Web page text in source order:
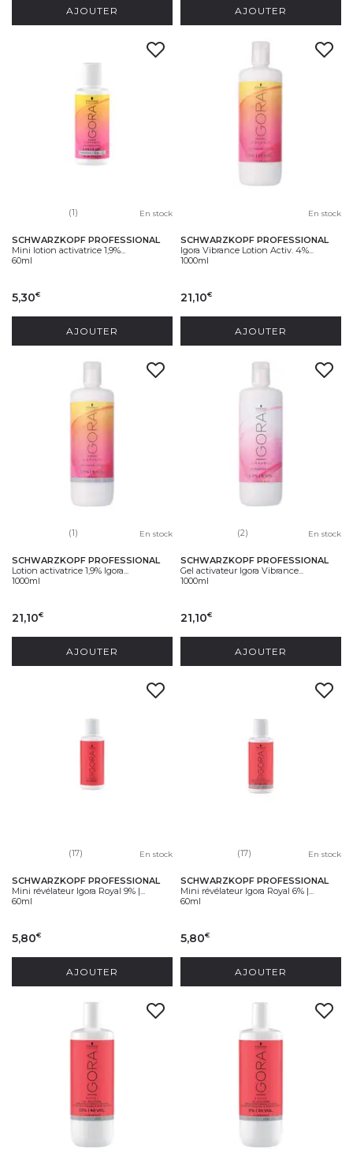
AJOUTER AJOUTER
(1) En stock
SCHWARZKOPF PROFESSIONAL
Mini lotion activatrice 1,9%...
60ml
5,30€
AJOUTER
En stock
SCHWARZKOPF PROFESSIONAL
Igora Vibrance Lotion Activ. 4%...
1000ml
21,10€
AJOUTER
(1) En stock
SCHWARZKOPF PROFESSIONAL
Lotion activatrice 1,9% Igora...
1000ml
21,10€
AJOUTER
(2) En stock
SCHWARZKOPF PROFESSIONAL
Gel activateur Igora Vibrance...
1000ml
21,10€
AJOUTER
(17) En stock
SCHWARZKOPF PROFESSIONAL
Mini révélateur Igora Royal 9% |...
60ml
5,80€
AJOUTER
(17) En stock
SCHWARZKOPF PROFESSIONAL
Mini révélateur Igora Royal 6% |...
60ml
5,80€
AJOUTER